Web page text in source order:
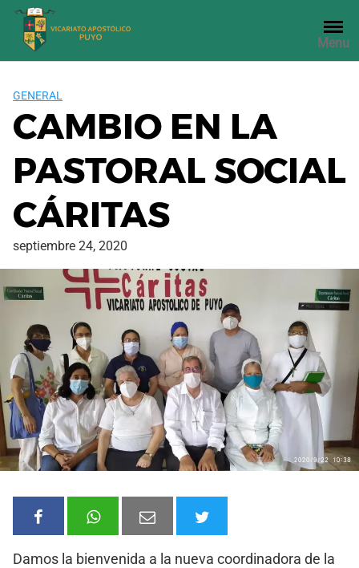
Saltar
contenido
Menu
GENERAL
CAMBIO EN LA
PASTORAL SOCIAL
CÁRITAS
septiembre 24, 2020
Damos la bienvenida a la nueva coordinadora de la